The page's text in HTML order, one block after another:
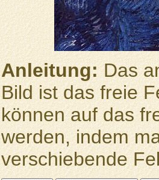
Anleitung:Das
Bild ist das freie
können auf das
werden, indem
verschiebende